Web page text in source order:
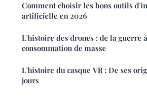
Comment choisir les bons outils
artificielle en 2026
L'histoire des drones : de la guerre
consommation de masse
L'histoire du casque VR : De ses
jours